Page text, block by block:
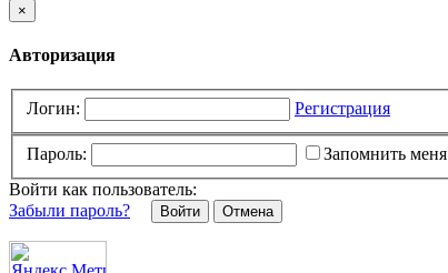
×
Авторизация
Логин: Регистрация
Пароль:
Запомнить меня
Войти как пользователь:
Забыли пароль?
Отмена